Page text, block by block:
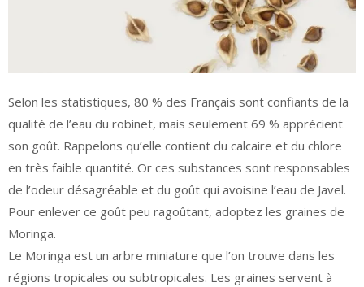
Selon les statistiques, 80 % des Français sont confiants de la
qualité de l’eau du robinet, mais seulement 69 % apprécient
son goût. Rappelons qu’elle contient du calcaire et du chlore
en très faible quantité. Or ces substances sont responsables
de l’odeur désagréable et du goût qui avoisine l’eau de Javel.
Pour enlever ce goût peu ragoûtant, adoptez les graines de
Moringa.
Le Moringa est un arbre miniature que l’on trouve dans les
régions tropicales ou subtropicales. Les graines servent à